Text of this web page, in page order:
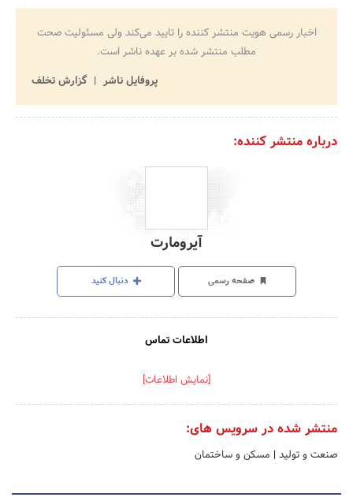
اخبار رسمی هویت منتشر کننده را تایید می‌کند ولی مسئولیت صحت
مطلب منتشر شده بر عهده ناشر است.
پروفایل ناشر
گزارش تخلف
درباره منتشر کننده:
آیرومارت
صفحه رسمی دنبال کنید
اطلاعات تماس
[نمایش اطلاعات]
منتشر شده در سرویس های:
صنعت و تولید | مسکن و ساختمان